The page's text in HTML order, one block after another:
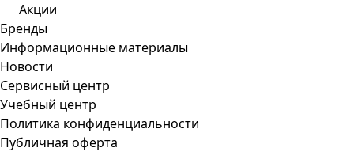
Акции
Бренды
Информационные материалы
Новости
Сервисный центр
Учебный центр
Политика конфиденциальности
Публичная оферта